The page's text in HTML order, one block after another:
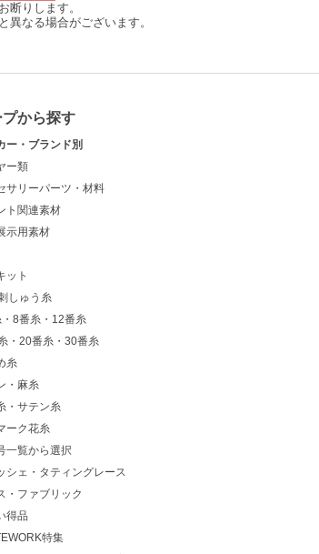
断りします。
異なる場合がございます。
から探す
ー・ブランド別
ー類
サリーパーツ・材料
ト関連素材
示用素材
ット
しゅう糸
8番糸・12番糸
・20番糸・30番糸
糸
・麻糸
・サテン糸
ーク花糸
一覧から選択
シェ・タティングレース
・ファブリック
得品
特集